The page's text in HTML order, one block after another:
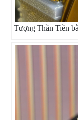
Tượng Thần Tiền